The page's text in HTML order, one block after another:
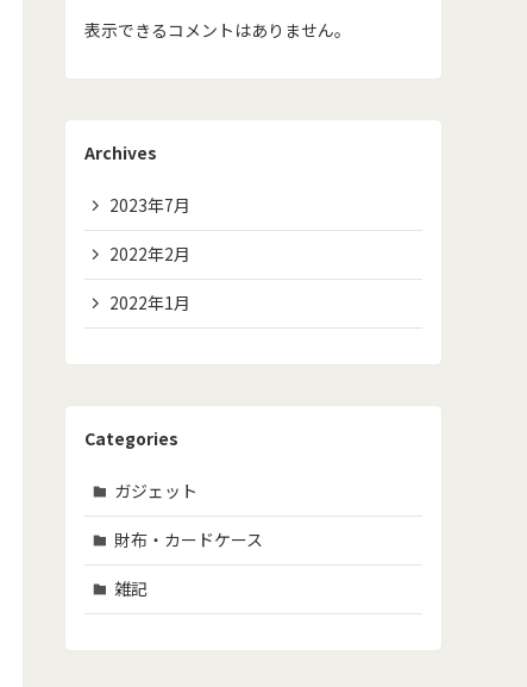
表示できるコメントはありません。
Archives
2023年7月
2022年2月
2022年1月
Categories
ガジェット
財布・カードケース
雑記